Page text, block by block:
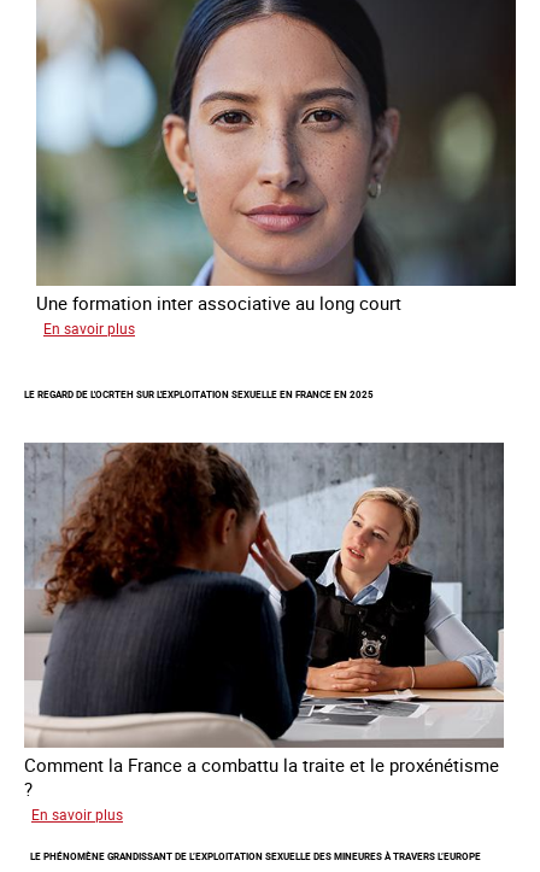
de
séjour
pour
les
victimes
traite
Une formation inter associative au long court
En savoir plus
la
et
l’autonomie
des
personnes
victimes
traite
LE REGARD DE L'OCRTEH SUR L'EXPLOITATION SEXUELLE EN FRANCE EN 2025
Comment la France a combattu la traite et le proxénétisme
?
En savoir plus
regard
LE PHÉNOMÈNE GRANDISSANT DE L’EXPLOITATION SEXUELLE DES MINEURES À TRAVERS L’EUROPE